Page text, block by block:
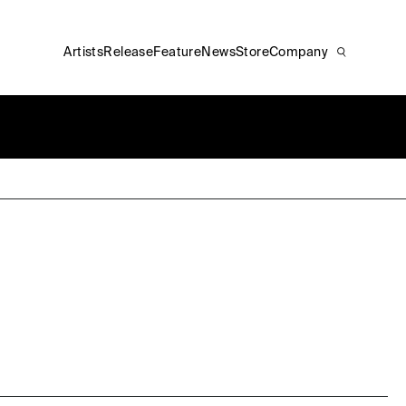
ArtistsReleaseFeature NewsStoreCompany